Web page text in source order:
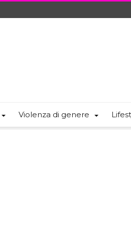
Violenza di genere